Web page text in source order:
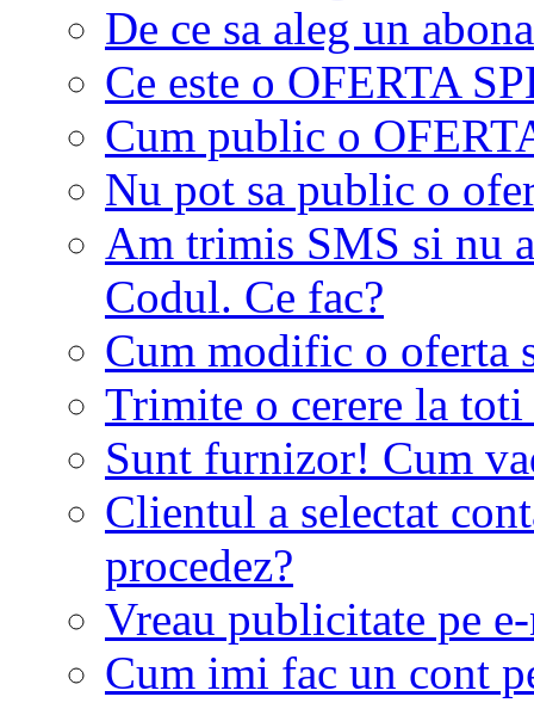
De ce sa aleg un
Ce este o OFERTA
Cum public o
Nu pot sa public o
Am trimis SMS si nu
Codul. Ce fac?
Cum modific o oferta
Trimite o cerere la
Sunt furnizor! Cum
Clientul a selectat
procedez?
Vreau publicitate pe
Cum imi fac un cont